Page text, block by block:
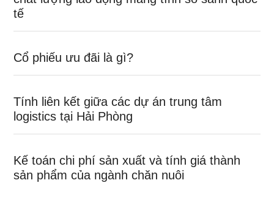
tế
Cổ phiếu ưu đãi là gì?
Tính liên kết giữa các dự án trung tâm
logistics tại Hải Phòng
Kế toán chi phí sản xuất và tính giá thành
sản phẩm của ngành chăn nuôi